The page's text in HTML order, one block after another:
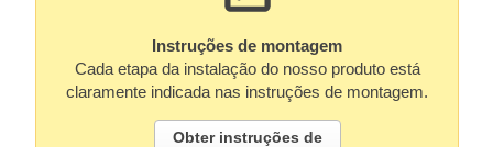
Instruções de montagem
Cada etapa da instalação do nosso produto está
claramente indicada nas instruções de montagem.
Obter instruções de